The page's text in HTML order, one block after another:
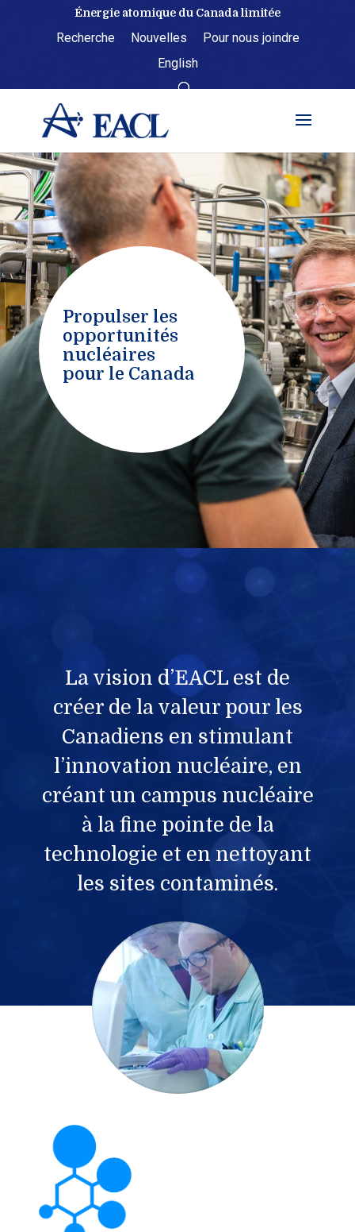
Énergie atomique du Canada limitée
Recherche Nouvelles
Pour nous joindre
English
Propulser les
opportunités
nucléaires
pour le Canada
La vision d’EACL est de
créer de la valeur pour les
Canadiens en stimulant
l’innovation nucléaire, en
créant un campus nucléaire
à la fine pointe de la
technologie et en nettoyant
les sites contaminés.